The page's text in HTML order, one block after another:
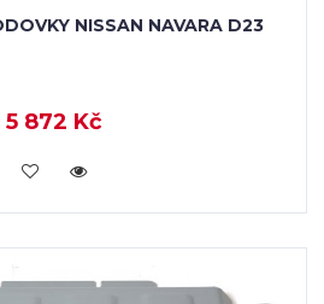
NISSAN NAVARA D23
5 872 Kč
KOUPIT